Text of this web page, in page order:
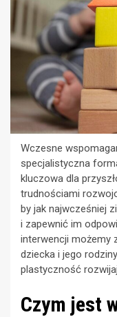
Wczesne
specjalistyczna
kluczowa dla
trudnościami
by jak najwcześniej
i zapewnić im
interwencji możemy
dziecka i jego
plastyczność
Czym jest